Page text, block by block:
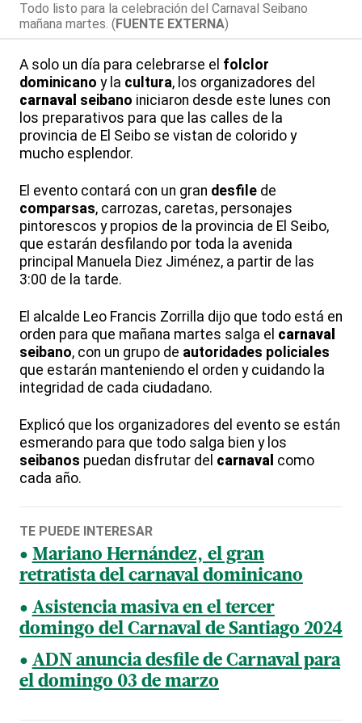
Todo listo para la celebración del Carnaval Seibano
mañana martes. (FUENTE EXTERNA)
A solo un día para celebrarse el folclor
dominicano y la cultura, los organizadores del
carnaval seibano iniciaron desde este lunes con
los preparativos para que las calles de la
provincia de El Seibo se vistan de colorido y
mucho esplendor.
El evento contará con un gran desfile de
comparsas, carrozas, caretas, personajes
pintorescos y propios de la provincia de El Seibo,
que estarán desfilando por toda la avenida
principal Manuela Diez Jiménez, a partir de las
3:00 de la tarde.
El alcalde Leo Francis Zorrilla dijo que todo está en
orden para que mañana martes salga el carnaval
seibano, con un grupo de autoridades policiales
que estarán manteniendo el orden y cuidando la
integridad de cada ciudadano.
Explicó que los organizadores del evento se están
esmerando para que todo salga bien y los
seibanos puedan disfrutar del carnaval como
cada año.
TE PUEDE INTERESAR
Mariano Hernández, el gran
retratista del carnaval dominicano
Asistencia masiva en el tercer
domingo del Carnaval de Santiago 2024
ADN anuncia desfile de Carnaval para
el domingo 03 de marzo